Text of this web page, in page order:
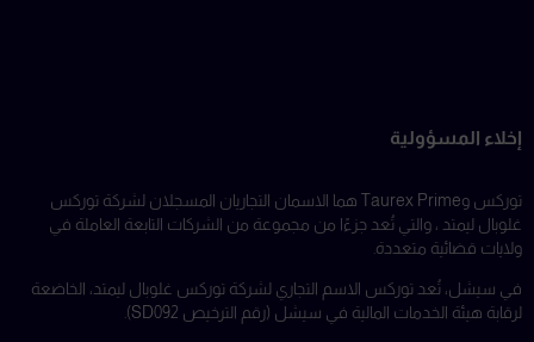
إخلاء المسؤولية
توركس وTaurex Prime هما الاسمان التجاريان المسجلان لشركة توركس
غلوبال ليمتد ، والتي تُعد جزءًا من مجموعة من الشركات التابعة العاملة في
ولايات قضائية متعددة.
في سيشل، تُعد توركس الاسم التجاري لشركة توركس غلوبال ليمتد، الخاضعة
لرقابة هيئة الخدمات المالية في سيشل (رقم الترخيص SD092).